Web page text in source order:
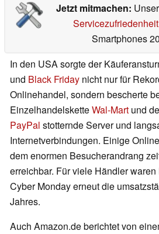
Jetzt mitmachen:
Servicezufriedenheit
Smartphones
In den USA sorgte der
und Black Friday nicht nur für
Onlinehandel, sondern bescherte
EinzelhandelsketteWal-Mart und
PayPal stotternde Server und
Internetverbindungen. Einige
dem enormen Besucherandrang
erreichbar. Für viele Händler
Cyber Monday erneut die
Jahres.
Auch Amazon.de berichtet von